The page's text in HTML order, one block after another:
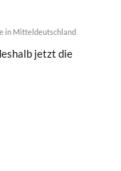
in Mitteldeutschland
jetzt die